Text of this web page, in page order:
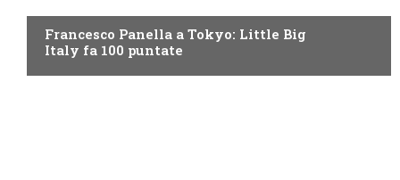
Francesco Panella a Tokyo: Little Big
Italy fa 100 puntate